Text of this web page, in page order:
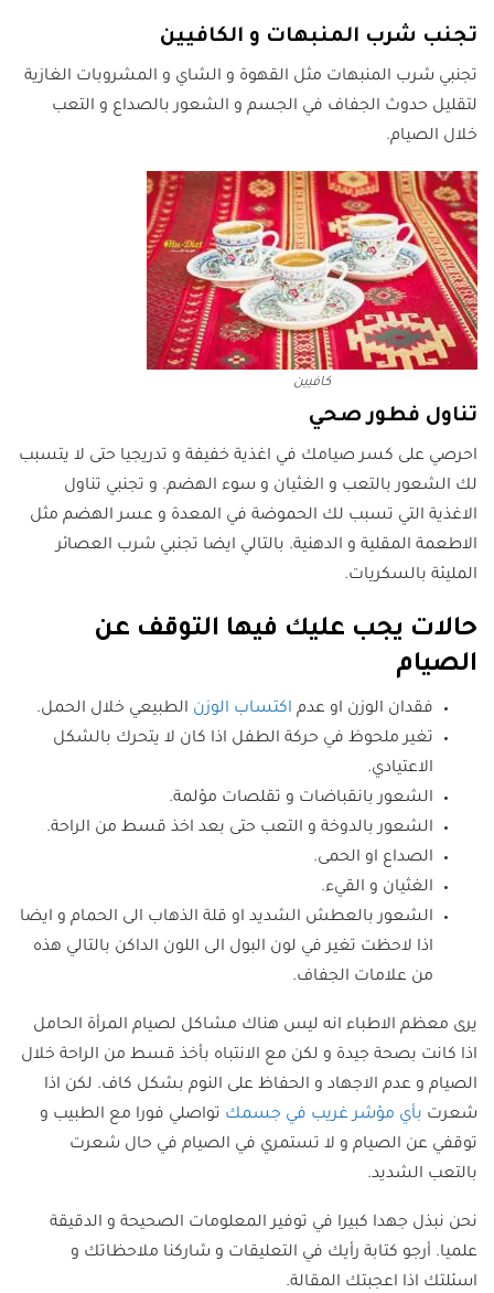
تجنب شرب المنبهات و الكافيين
تجنبي شرب المنبهات مثل القهوة و الشاي و المشروبات الغازية
لتقليل حدوث الجفاف في الجسم و الشعور بالصداع و التعب
خلال الصيام.
كافيين
تناول فطور صحي
احرصي على كسر صيامك في اغذية خفيفة و تدريجيا حتى لا يتسبب
لك الشعور بالتعب و الغثيان و سوء الهضم. و تجنبي تناول
الاغذية التي تسبب لك الحموضة في المعدة و عسر الهضم مثل
الاطعمة المقلية و الدهنية. بالتالي ايضا تجنبي شرب العصائر
المليئة بالسكريات.
حالات يجب عليك فيها التوقف عن
الصيام
فقدان الوزن او عدم اكتساب الوزن الطبيعي خلال الحمل.
تغير ملحوظ في حركة الطفل اذا كان لا يتحرك بالشكل
الاعتيادي.
الشعور بانقباضات و تقلصات مؤلمة.
الشعور بالدوخة و التعب حتى بعد اخذ قسط من الراحة.
الصداع او الحمى.
الغثيان و القيء.
الشعور بالعطش الشديد او قلة الذهاب الى الحمام و ايضا
اذا لاحظت تغير في لون البول الى اللون الداكن بالتالي هذه
من علامات الجفاف.
يرى معظم الاطباء انه ليس هناك مشاكل لصيام المرأة الحامل
اذا كانت بصحة جيدة و لكن مع الانتباه بأخذ قسط من الراحة خلال
الصيام و عدم الاجهاد و الحفاظ على النوم بشكل كاف. لكن اذا
شعرت بأي مؤشر غريب في جسمك تواصلي فورا مع الطبيب و
توقفي عن الصيام و لا تستمري في الصيام في حال شعرت
بالتعب الشديد.
نحن نبذل جهدا كبيرا في توفير المعلومات الصحيحة و الدقيقة
علميا. أرجو كتابة رأيك في التعليقات و شاركنا ملاحظاتك و
اسئلتك اذا اعجبتك المقالة.